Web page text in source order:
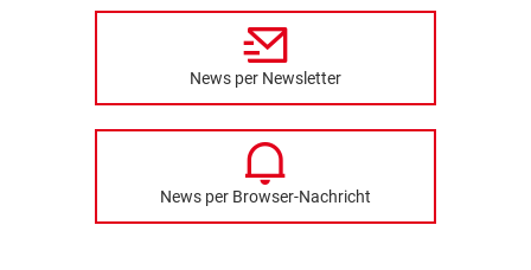
News per Newsletter
News per Browser-Nachricht